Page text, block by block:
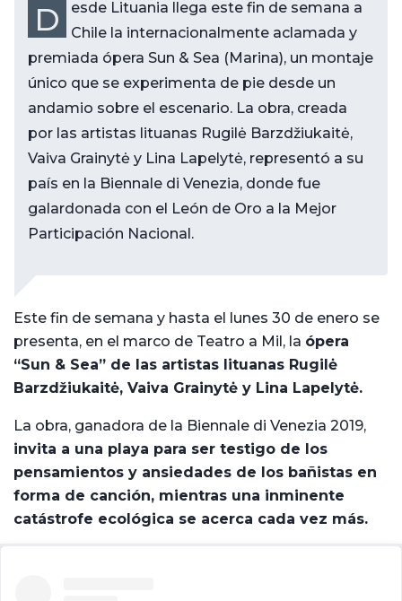
Desde Lituania llega este fin de semana a
Chile la internacionalmente aclamada y
premiada ópera Sun & Sea (Marina), un montaje
único que se experimenta de pie desde un
andamio sobre el escenario. La obra, creada
por las artistas lituanas Rugilė Barzdžiukaitė,
Vaiva Grainytė y Lina Lapelytė, representó a su
país en la Biennale di Venezia, donde fue
galardonada con el León de Oro a la Mejor
Participación Nacional.
Este fin de semana y hasta el lunes 30 de enero se
presenta, en el marco de Teatro a Mil, la ópera
“Sun & Sea” de las artistas lituanas Rugilė
Barzdžiukaitė, Vaiva Grainytė y Lina Lapelytė.
La obra, ganadora de la Biennale di Venezia 2019,
invita a una playa para ser testigo de los
pensamientos y ansiedades de los bañistas en
forma de canción, mientras una inminente
catástrofe ecológica se acerca cada vez más.